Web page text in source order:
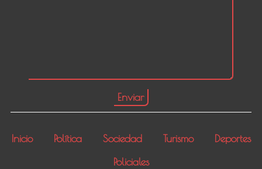
Inicio Política Sociedad Turismo
Deportes
Policiales